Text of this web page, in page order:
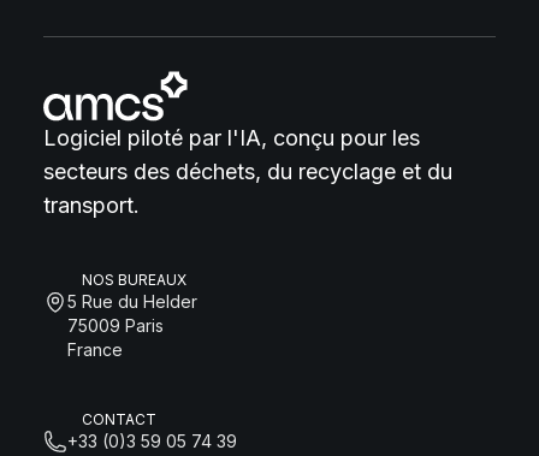
Logiciel piloté par l'IA, conçu pour les
secteurs des déchets, du recyclage et du
transport.
NOS BUREAUX
5 Rue du Helder
75009 Paris
France
CONTACT
+33 (0)3 59 05 74 39